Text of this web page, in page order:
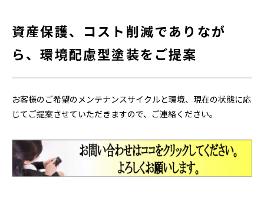
資産保護、コスト削減でありなが
ら、環境配慮型塗装をご提案
お客様のご希望のメンテナンスサイクルと環境、現在の状態に応
じてご提案させていただきますので、ご連絡ください。